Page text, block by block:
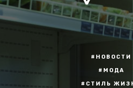
#НОВОСТИ
#МОДА
#СТИЛЬ